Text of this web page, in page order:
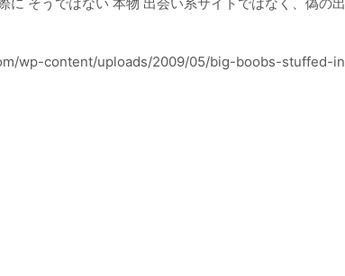
wp-content/uploads/2009/05/big-boobs-stuffed-